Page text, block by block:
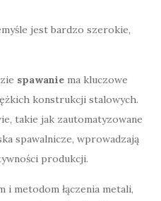
jest bardzo szerokie,
spawanie ma kluczowe
konstrukcji stalowych.
takie jak zautomatyzowane
spawalnicze, wprowadzają
produkcji.
metodom łączenia metali,